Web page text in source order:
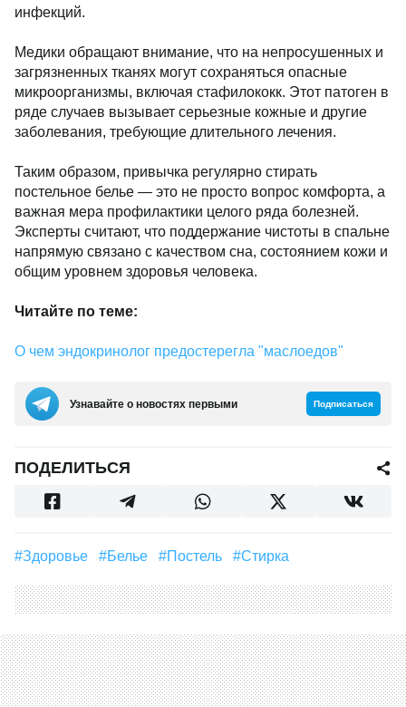
инфекций.
Медики обращают внимание, что на непросушенных и
загрязненных тканях могут сохраняться опасные
микроорганизмы, включая стафилококк. Этот патоген в
ряде случаев вызывает серьезные кожные и другие
заболевания, требующие длительного лечения.
Таким образом, привычка регулярно стирать
постельное белье — это не просто вопрос комфорта, а
важная мера профилактики целого ряда болезней.
Эксперты считают, что поддержание чистоты в спальне
напрямую связано с качеством сна, состоянием кожи и
общим уровнем здоровья человека.
Читайте по теме:
О чем эндокринолог предостерегла "маслоедов"
Узнавайте о новостях первыми Подписаться
ПОДЕЛИТЬСЯ
#Здоровье #белье #постель #стирка